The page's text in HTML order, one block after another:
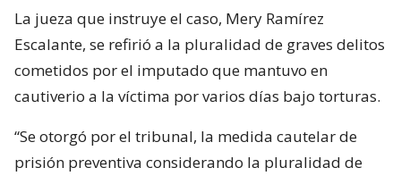
La jueza que instruye el caso, Mery Ramírez
Escalante, se refirió a la pluralidad de graves delitos
cometidos por el imputado que mantuvo en
cautiverio a la víctima por varios días bajo torturas.
“Se otorgó por el tribunal, la medida cautelar de
prisión preventiva considerando la pluralidad de